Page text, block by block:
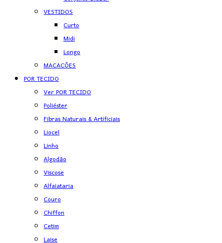
VESTIDOS
Curto
Midi
Longo
MACACÕES
POR TECIDO
Ver POR TECIDO
Poliéster
Fibras Naturais & Artificiais
Liocel
Linho
Algodão
Viscose
Alfaiataria
Couro
Chiffon
Cetim
Laise